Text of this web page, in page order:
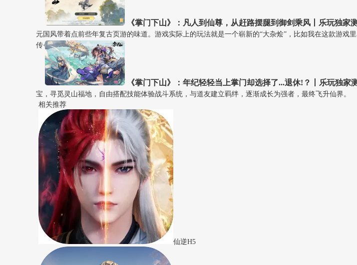
《掌门下山》：凡人到仙尊，从赶路摆腿到御剑乘风丨乐玩独家
元国风带着点前些年复古页游的味道。游戏实际上的玩法就是一个崭新的“大杂烩”，比如我在这款游
传+梦幻诛仙）。
《掌门下山》：年纪轻轻当上掌门却选择了...退休!？丨乐玩独家
宝，寻觅灵山福地，自由搭配技能体验战斗系统，与道友建立羁绊，逐渐成长为强者，最终飞升仙界。
相关推荐
仙逆H5